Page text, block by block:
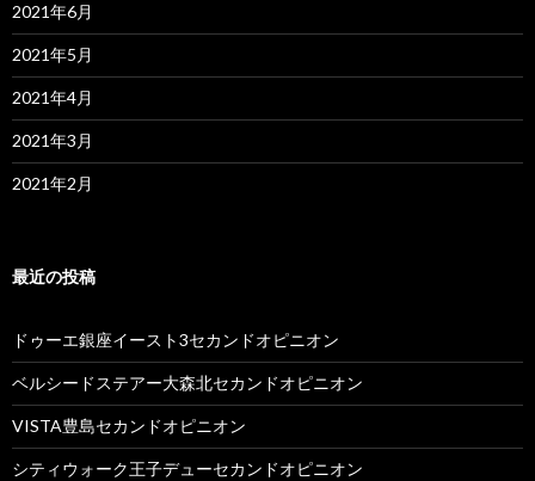
2021年6月
2021年5月
2021年4月
2021年3月
2021年2月
最近の投稿
ドゥーエ銀座イースト3セカンドオピニオン
ベルシードステアー大森北セカンドオピニオン
VISTA豊島セカンドオピニオン
シティウォーク王子デューセカンドオピニオン